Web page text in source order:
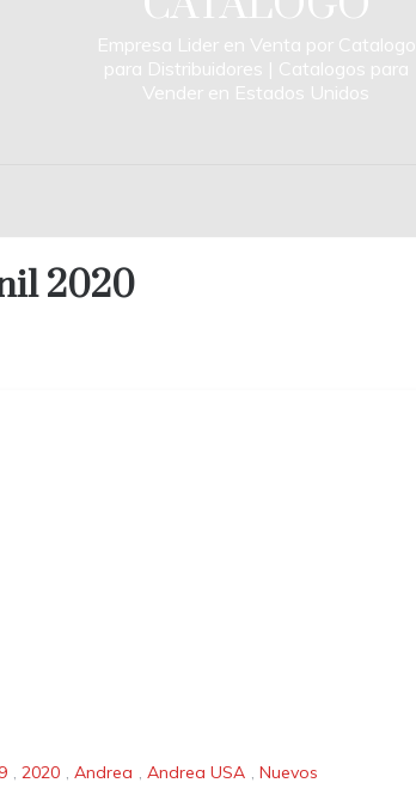
Empresa Lider en Venta por Catalogo
para Distribuidores | Catalogos para
Vender en Estados Unidos
2020
, 2020 , Andrea , Andrea USA , Nuevos